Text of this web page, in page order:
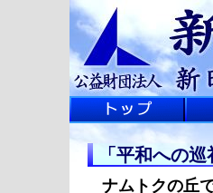
「平和への
ナムトクの丘